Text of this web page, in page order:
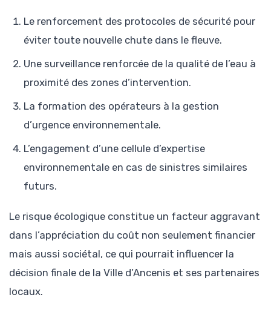
Le renforcement des protocoles de sécurité pour
éviter toute nouvelle chute dans le fleuve.
Une surveillance renforcée de la qualité de l’eau à
proximité des zones d’intervention.
La formation des opérateurs à la gestion
d’urgence environnementale.
L’engagement d’une cellule d’expertise
environnementale en cas de sinistres similaires
futurs.
Le risque écologique constitue un facteur aggravant
dans l’appréciation du coût non seulement financier
mais aussi sociétal, ce qui pourrait influencer la
décision finale de la Ville d’Ancenis et ses partenaires
locaux.